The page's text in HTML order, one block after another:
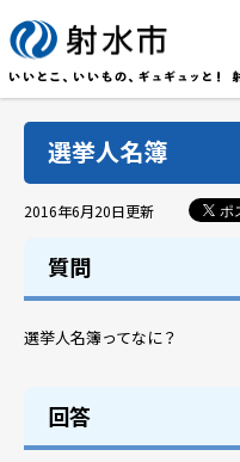
選挙人名簿
2016年6月20日更新 ポ
質問
選挙人名簿ってなに？
回答